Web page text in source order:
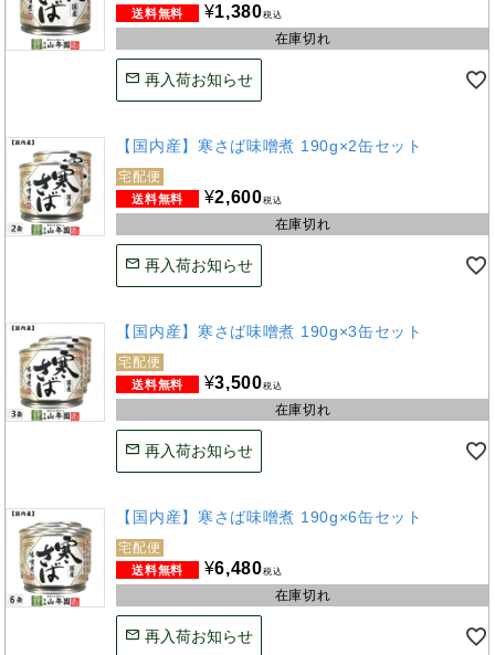
¥1,380税込
在庫切れ
再入荷お知らせ
【国内産】寒さば味噌煮 190g×2缶セット
宅配便
¥2,600税込
在庫切れ
再入荷お知らせ
【国内産】寒さば味噌煮 190g×3缶セット
宅配便
¥3,500税込
在庫切れ
再入荷お知らせ
【国内産】寒さば味噌煮 190g×6缶セット
宅配便
¥6,480税込
在庫切れ
再入荷お知らせ